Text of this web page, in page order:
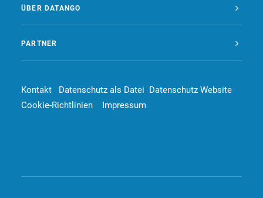
ÜBER DATANGO
PARTNER
Kontakt Datenschutz als Datei Datenschutz Website
Cookie-Richtlinien
Impressum